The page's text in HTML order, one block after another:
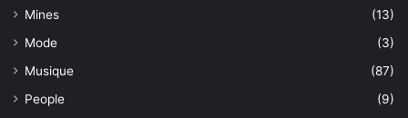
Mines
(13)
Mode
(3)
Musique
(87)
People
(9)